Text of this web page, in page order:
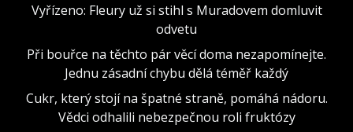
Vyřízeno: Fleury už si stihl s Muradovem domluvit
odvetu
Při bouřce na těchto pár věcí doma nezapomínejte.
Jednu zásadní chybu dělá téměř každý
Cukr, který stojí na špatné straně, pomáhá nádoru.
Vědci odhalili nebezpečnou roli fruktózy